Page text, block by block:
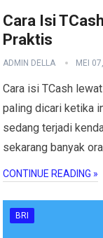
Cara Isi
Praktis
ADMIN DELLA MEI
Cara isi TCash
paling dicari ketika
sedang terjadi
sekarang banyak
CONTINUE READING »
BRI